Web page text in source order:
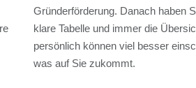
Gründerförderung. Danach haben
klare Tabelle und immer die
persönlich können viel besser
was auf Sie zukommt.